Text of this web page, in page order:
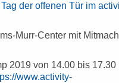
Tag der offenen Tür im
Murr-Center mit
2019 von 14.00 bis 17.30
www.activity-